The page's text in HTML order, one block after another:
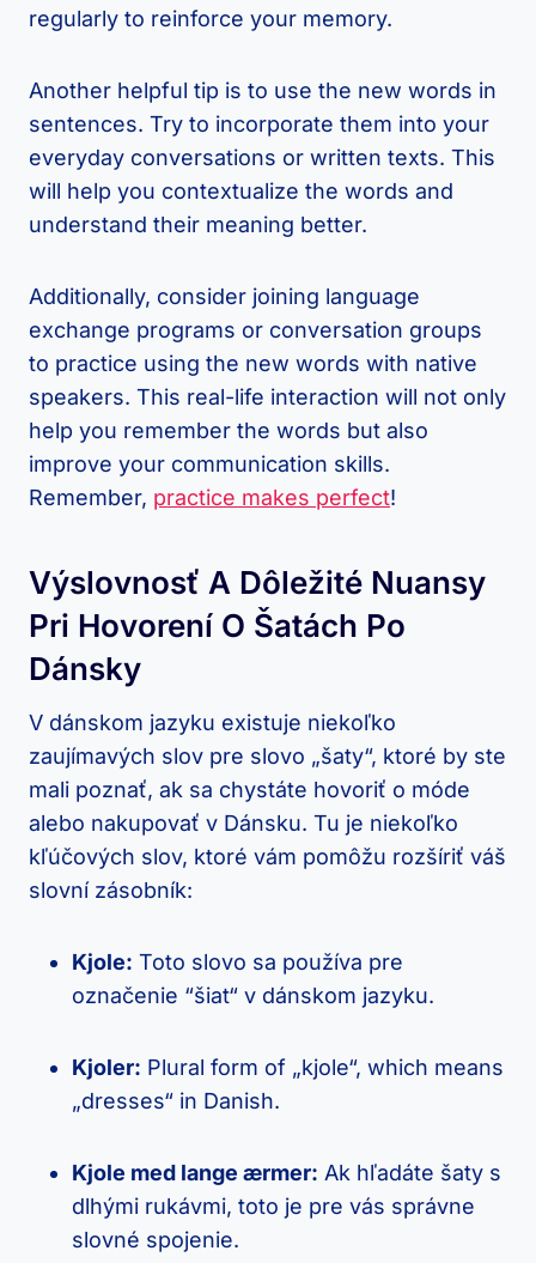
regularly to reinforce your memory.
Another ⁣helpful tip​ is to use the new words in
sentences. Try to incorporate‌ them into your
everyday conversations⁢ or‌ written ⁤texts.⁢ This‌
will‌ help you contextualize the words and
understand their meaning better.
Additionally, consider joining⁣ language
exchange⁢ programs or conversation groups
to practice using ⁤the​ new words with native
speakers. This real-life ​interaction will not only
help⁢ you remember the words but ⁢also
improve ⁢your communication skills.‌
Remember, practice makes perfect!
Výslovnosť ​a Dôležité Nuansy
‌pri Hovorení O ​šatách Po⁣
Dánsky
V dánskom​ jazyku existuje niekoľko
zaujímavých slov‍ pre slovo „šaty“, ktoré by ste
mali poznať, ak sa chystáte hovoriť o móde
alebo⁣ nakupovať v‌ Dánsku. Tu ⁣je niekoľko
kľúčových slov, ktoré⁤ vám pomôžu rozšíriť váš
slovní⁤ zásobník:
Kjole: Toto slovo sa používa pre
označenie ‍“šiat“ v dánskom jazyku.
Kjoler: Plural form of „kjole“, which means
„dresses“ ‍in ⁢Danish.
Kjole⁣ med lange ærmer: Ak ‌hľadáte šaty s
dlhými rukávmi, toto je ​pre vás správne⁢
slovné ‍spojenie.